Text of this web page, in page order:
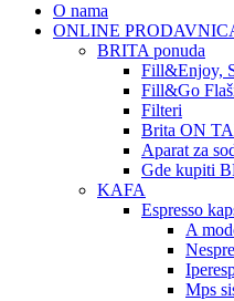
O nama
ONLINE
BRITA ponuda
Fill&Enjoy,
Fill&Go
Filteri
Brita ON
Aparat za
Gde kupiti
KAFA
Espresso
A
Mps